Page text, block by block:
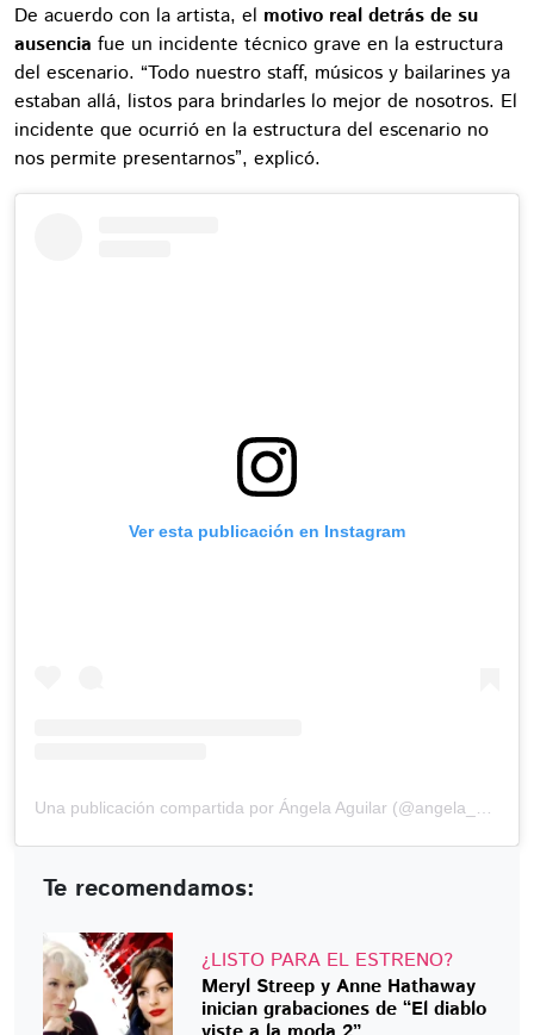
De acuerdo con la artista, el motivo real detrás de su
ausencia fue un incidente técnico grave en la estructura
del escenario. “Todo nuestro staff, músicos y bailarines ya
estaban allá, listos para brindarles lo mejor de nosotros. El
incidente que ocurrió en la estructura del escenario no
nos permite presentarnos”, explicó.
Ver esta publicación en Instagram
Te recomendamos:
¿LISTO PARA EL ESTRENO?
Meryl Streep y Anne Hathaway
inician grabaciones de “El diablo